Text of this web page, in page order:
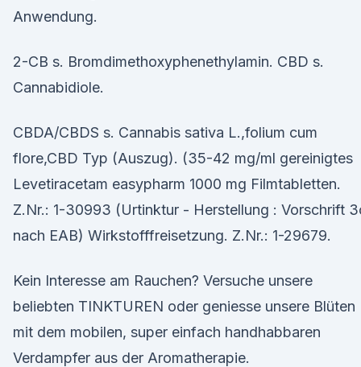
Anwendung.
2-CB s. Bromdimethoxyphenethylamin. CBD s.
Cannabidiole.
CBDA/CBDS s. Cannabis sativa L.,folium cum
flore,CBD Typ (Auszug). (35-42 mg/ml gereinigtes
Levetiracetam easypharm 1000 mg Filmtabletten.
Z.Nr.: 1-30993 (Urtinktur - Herstellung : Vorschrift
nach EAB) Wirkstofffreisetzung. Z.Nr.: 1-29679.
Kein Interesse am Rauchen? Versuche unsere
beliebten TINKTUREN oder geniesse unsere Blüten
mit dem mobilen, super einfach handhabbaren
Verdampfer aus der Aromatherapie.